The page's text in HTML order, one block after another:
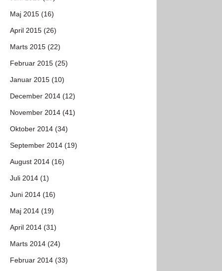
Maj 2015 (16)
April 2015 (26)
Marts 2015 (22)
Februar 2015 (25)
Januar 2015 (10)
December 2014 (12)
November 2014 (41)
Oktober 2014 (34)
September 2014 (19)
August 2014 (16)
Juli 2014 (1)
Juni 2014 (16)
Maj 2014 (19)
April 2014 (31)
Marts 2014 (24)
Februar 2014 (33)